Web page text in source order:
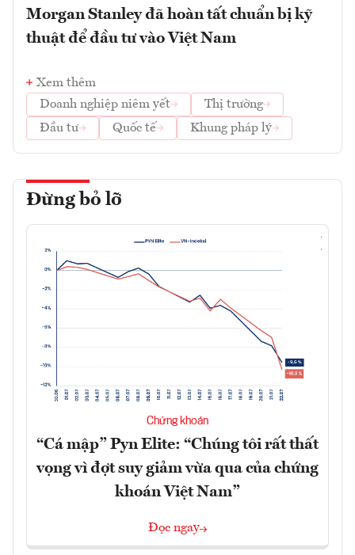
Morgan Stanley đã hoàn tất chuẩn bị kỹ
thuật để đầu tư vào Việt Nam
Xem thêm
Doanh nghiệp niêm yết
Thị trường
Đầu tư
Quốc tế Khung pháp lý
Đừng bỏ lỡ
Chứng khoán
“Cá mập” Pyn Elite: “Chúng tôi rất thất
vọng vì đợt suy giảm vừa qua của chứng
khoán Việt Nam”
Đọc ngay